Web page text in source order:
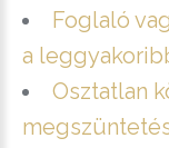
Foglaló
a
Osztatlan